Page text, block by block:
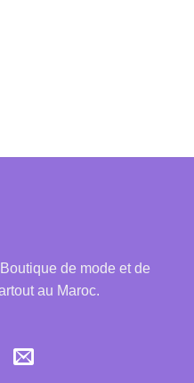
de mode et de
au Maroc.